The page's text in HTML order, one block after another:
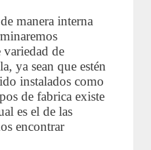
manera interna
de
ya sean que estén
instalados como
de fabrica existe
es el de las
encontrar